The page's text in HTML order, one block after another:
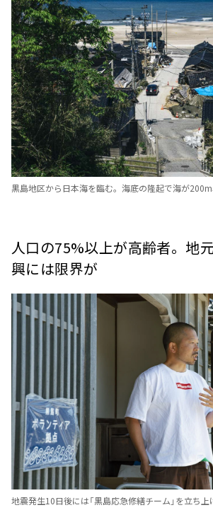
黒島地区から日本海を臨む。海底の隆起で海が
人口の75%以上が高齢者。地
興には限界が
地震発生10日後には「黒島応急修繕チーム」を立ち